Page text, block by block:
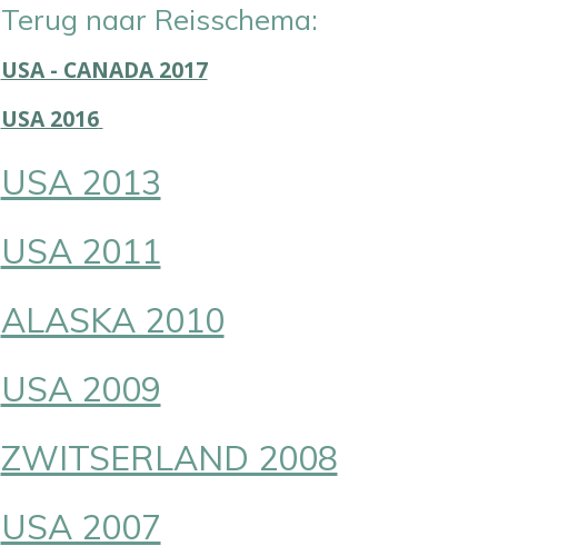
Terug naar Reisschema:
USA - CANADA 2017
USA 2016
USA 2013
USA 2011
ALASKA 2010
USA 2009
ZWITSERLAND 2008
USA 2007